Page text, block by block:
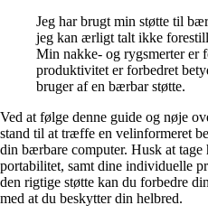
Jeg har brugt min støtte til
jeg kan ærligt talt ikke
Min nakke- og rygsmerter er
produktivitet er forbedret
bruger af en bærbar støtte.
Ved at følge denne guide og nøje
stand til at træffe en velinformeret
din bærbare computer. Husk at
portabilitet, samt dine individuelle
den rigtige støtte kan du forbedre
med at du beskytter din helbred.